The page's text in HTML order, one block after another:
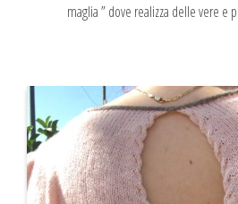
maglia ” dove realizza delle vere e